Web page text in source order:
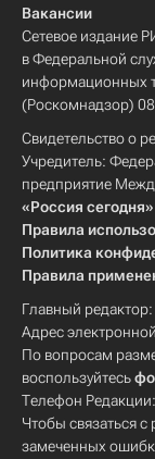
Вакансии
Сетевое издание
в Федеральной
информационных
(Роскомнадзор)
Свидетельство о
Учредитель:
предприятие
«Россия сегодня»
Правила
Политика
Правила
Главный редактор:
Адрес
По вопросам
воспользуйтесь
Телефон Редакции:
Чтобы связаться
замеченных